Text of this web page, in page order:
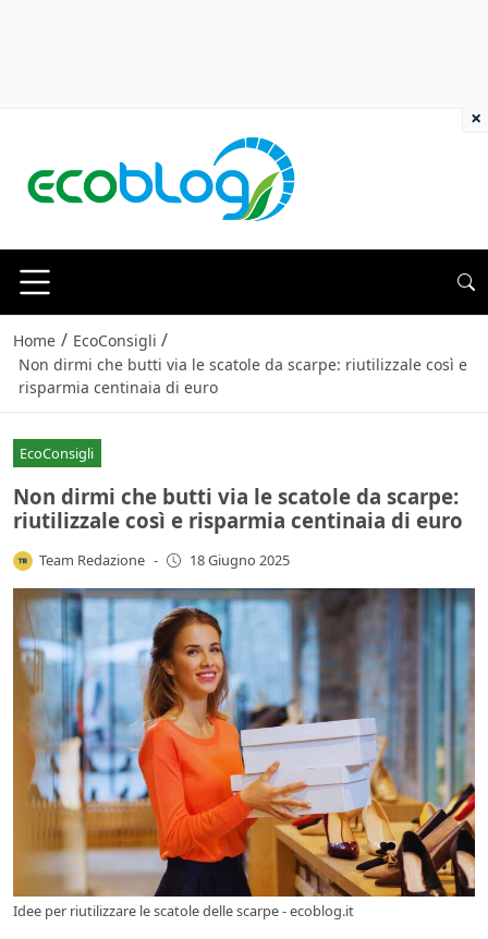
Home / EcoConsigli /
Non dirmi che butti via le scatole da scarpe: riutilizzale così e
risparmia centinaia di euro
EcoConsigli
Non dirmi che butti via le scatole da scarpe:
riutilizzale così e risparmia centinaia di euro
Team Redazione - 18 Giugno 2025
Idee per riutilizzare le scatole delle scarpe - ecoblog.it
×